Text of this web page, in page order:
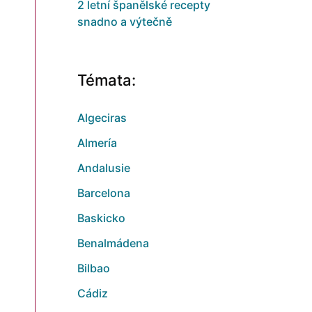
2 letní španělské recepty
snadno a výtečně
Témata:
Algeciras
Almería
Andalusie
Barcelona
Baskicko
Benalmádena
Bilbao
Cádiz